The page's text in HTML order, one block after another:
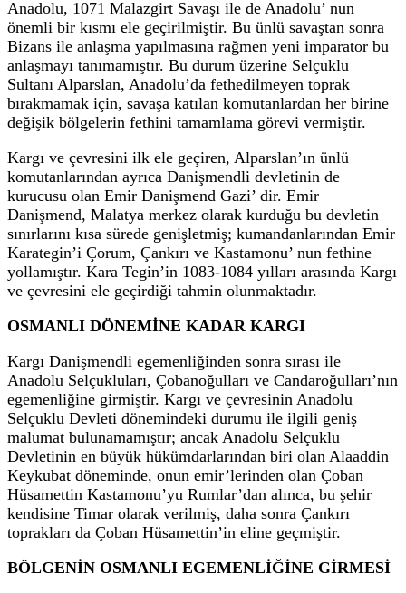
Anadolu, 1071 Malazgirt Savaşı ile de Anadolu’ nun
önemli bir kısmı ele geçirilmiştir. Bu ünlü savaştan sonra
Bizans ile anlaşma yapılmasına rağmen yeni imparator bu
anlaşmayı tanımamıştır. Bu durum üzerine Selçuklu
Sultanı Alparslan, Anadolu’da fethedilmeyen toprak
bırakmamak için, savaşa katılan komutanlardan her birine
değişik bölgelerin fethini tamamlama görevi vermiştir.
Kargı ve çevresini ilk ele geçiren, Alparslan’ın ünlü
komutanlarından ayrıca Danişmendli devletinin de
kurucusu olan Emir Danişmend Gazi’ dir. Emir
Danişmend, Malatya merkez olarak kurduğu bu devletin
sınırlarını kısa sürede genişletmiş; kumandanlarından Emir
Karategin’i Çorum, Çankırı ve Kastamonu’ nun fethine
yollamıştır. Kara Tegin’in 1083-1084 yılları arasında Kargı
ve çevresini ele geçirdiği tahmin olunmaktadır.
OSMANLI DÖNEMİNE KADAR KARGI
Kargı Danişmendli egemenliğinden sonra sırası ile
Anadolu Selçukluları, Çobanoğulları ve Candaroğulları’nın
egemenliğine girmiştir. Kargı ve çevresinin Anadolu
Selçuklu Devleti dönemindeki durumu ile ilgili geniş
malumat bulunamamıştır; ancak Anadolu Selçuklu
Devletinin en büyük hükümdarlarından biri olan Alaaddin
Keykubat döneminde, onun emir’lerinden olan Çoban
Hüsamettin Kastamonu’yu Rumlar’dan alınca, bu şehir
kendisine Timar olarak verilmiş, daha sonra Çankırı
toprakları da Çoban Hüsamettin’in eline geçmiştir.
BÖLGENİN OSMANLI EGEMENLİĞİNE GİRMESİ